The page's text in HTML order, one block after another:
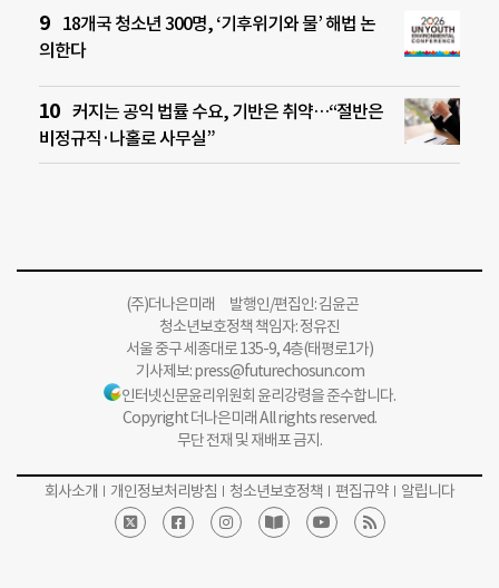
18개국 청소년 300명, ‘기후위기와 물’ 해법 논
의한다
커지는 공익 법률 수요, 기반은 취약…“절반은
비정규직·나홀로 사무실”
(주)더나은미래 발행인/편집인: 김윤곤
청소년보호정책 책임자: 정유진
서울 중구 세종대로 135-9, 4층(태평로1가)
기사제보:press@futurechosun.com
인터넷신문윤리위원회 윤리강령을 준수합니다.
Copyright 더나은미래 All rights reserved.
무단 전재 및 재배포 금지.
회사소개 개인정보처리방침 청소년보호정책 편집규약 알립니다